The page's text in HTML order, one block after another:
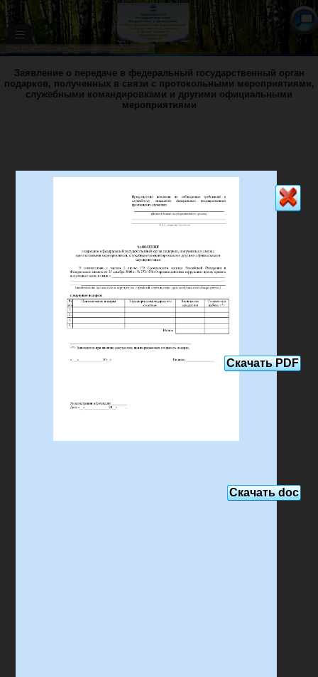
Заявление о передаче в федеральный государственный орган
подарков, полученных в связи с протокольными мероприятиями,
служебными командировками и другими официальными
мероприятиями
≡
Скачать PDF
Скачать doc